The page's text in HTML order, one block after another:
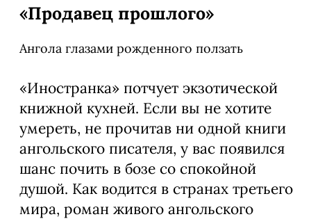
«Продавец прошлого»
Ангола глазами рожденного ползать
«Иностранка» потчует экзотической
книжной кухней. Если вы не хотите
умереть, не прочитав ни одной книги
ангольского писателя, у вас появился
шанс почить в бозе со спокойной
душой. Как водится в странах третьего
мира, роман живого ангольского